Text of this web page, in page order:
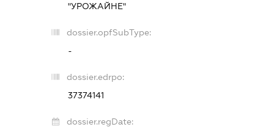
"УРОЖАЙНЕ"
dossier.opfSubType:
-
dossier.edrpo:
37374141
dossier.regDate: